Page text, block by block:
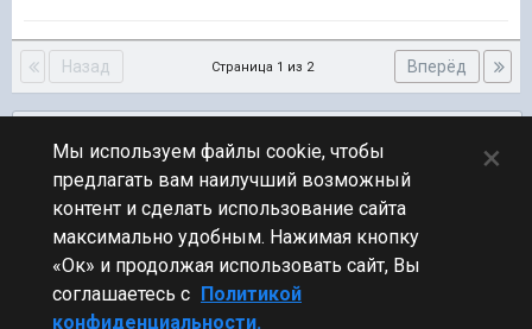
Назад Вперёд
Страница 1 из 2
ПЕРЕЙТИ К СПИСКУ ТЕМ
Ранговые бои
Стиль
Мы используем файлы cookie, чтобы
предлагать вам наилучший возможный
контент и сделать использование сайта
максимально удобным. Нажимая кнопку
«Ок» и продолжая использовать сайт, Вы
соглашаетесь с Политикой
конфиденциальности.
×